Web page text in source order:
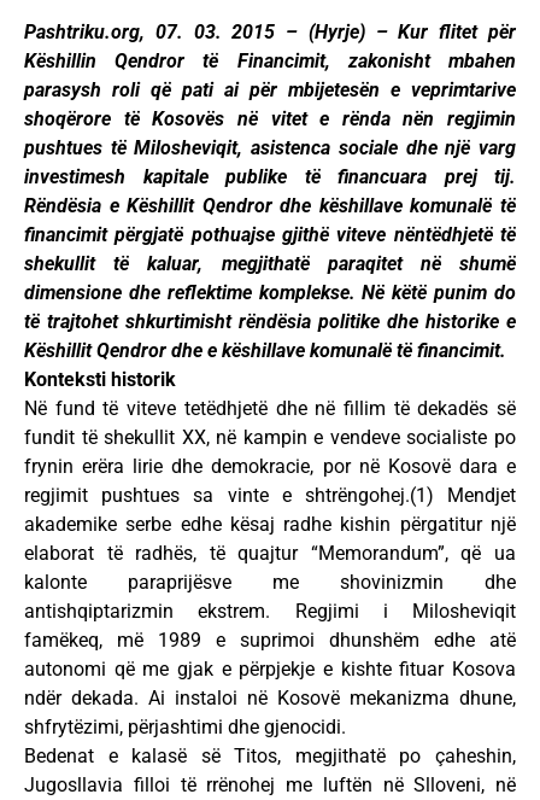
Pashtriku.org, 07. 03. 2015 – (Hyrje) – Kur flitet për
Këshillin Qendror të Financimit, zakonisht mbahen
parasysh roli që pati ai për mbijetesën e veprimtarive
shoqërore të Kosovës në vitet e rënda nën regjimin
pushtues të Milosheviqit, asistenca sociale dhe një varg
investimesh kapitale publike të financuara prej tij.
Rëndësia e Këshillit Qendror dhe këshillave komunalë të
financimit përgjatë pothuajse gjithë viteve nëntëdhjetë të
shekullit të kaluar, megjithatë paraqitet në shumë
dimensione dhe reflektime komplekse. Në këtë punim do
të trajtohet shkurtimisht rëndësia politike dhe historike e
Këshillit Qendror dhe e këshillave komunalë të financimit.
Konteksti historik
Në fund të viteve tetëdhjetë dhe në fillim të dekadës së
fundit të shekullit XX, në kampin e vendeve socialiste po
frynin erëra lirie dhe demokracie, por në Kosovë dara e
regjimit pushtues sa vinte e shtrëngohej.(1) Mendjet
akademike serbe edhe kësaj radhe kishin përgatitur një
elaborat të radhës, të quajtur “Memorandum”, që ua
kalonte paraprijësve me shovinizmin dhe
antishqiptarizmin ekstrem. Regjimi i Milosheviqit
famëkeq, më 1989 e suprimoi dhunshëm edhe atë
autonomi që me gjak e përpjekje e kishte fituar Kosova
ndër dekada. Ai instaloi në Kosovë mekanizma dhune,
shfrytëzimi, përjashtimi dhe gjenocidi.
Bedenat e kalasë së Titos, megjithatë po çaheshin,
Jugosllavia filloi të rrënohej me luftën në Slloveni, në